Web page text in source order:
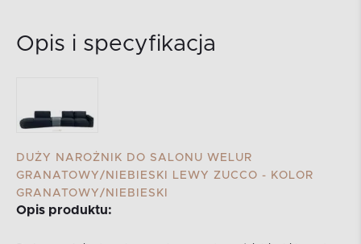
Opis i specyfikacja
DUŻY NAROŻNIK DO SALONU WELUR
GRANATOWY/NIEBIESKI LEWY ZUCCO - KOLOR
GRANATOWY/NIEBIESKI
Opis produktu: